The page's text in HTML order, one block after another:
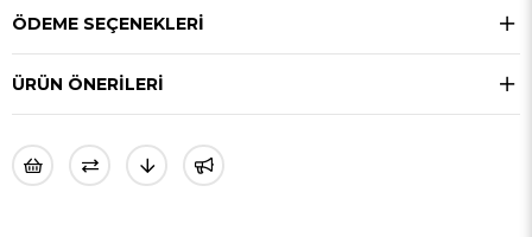
ÖDEME SEÇENEKLERI
ÜRÜN ÖNERILERI